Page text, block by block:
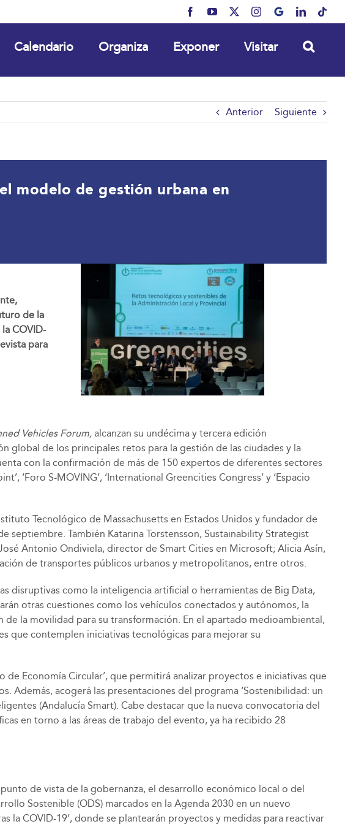
FacebookYouTube Instagram
MyBusinessLinkedIn
Calendario Organiza Exponer Visitar
Anterior Siguiente
modelo de gestión urbana en
de la
COVID-
para
Vehicles Forum, alcanzan su undécima y tercera edición
de los principales retos para la gestión de las ciudades y la
con la confirmación de más de 150 expertos de diferentes sectores
‘Foro S-MOVING’, ‘International Greencities Congress’ y ‘Espacio
Tecnológico de Massachusetts en Estados Unidos y fundador de
septiembre. También Katarina Torstensson, Sustainability Strategist
Antonio Ondiviela, director de Smart Cities en Microsoft; Alicia Asín,
de transportes públicos urbanos y metropolitanos, entre otros.
disruptivas como la inteligencia artificial o herramientas de Big Data,
otras cuestiones como los vehículos conectados y autónomos, la
de la movilidad para su transformación. En el apartado medioambiental,
que contemplen iniciativas tecnológicas para mejorar su
de Economía Circular’, que permitirá analizar proyectos e iniciativas que
Además, acogerá las presentaciones del programa ‘Sostenibilidad: un
(Andalucía Smart). Cabe destacar que la nueva convocatoria del
en torno a las áreas de trabajo del evento, ya ha recibido 28
de vista de la gobernanza, el desarrollo económico local o del
Sostenible (ODS) marcados en la Agenda 2030 en un nuevo
la COVID-19’, donde se plantearán proyectos y medidas para reactivar